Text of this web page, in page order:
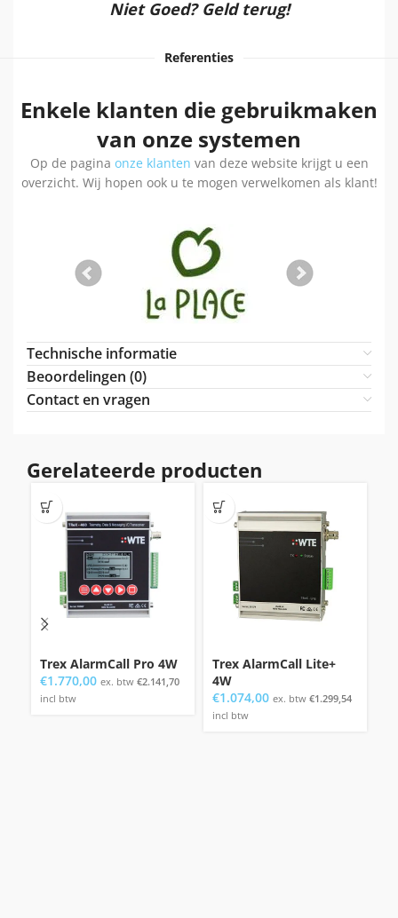
Niet Goed? Geld terug!
Referenties
Enkele klanten die gebruikmaken
van onze systemen
Op de pagina onze klanten van deze website krijgt u een
overzicht. Wij hopen ook u te mogen verwelkomen als klant!
Technische informatie
Beoordelingen (0)
Contact en vragen
Gerelateerde producten
Trex AlarmCall Pro 4W
€1.770,00 ex. btw €2.141,70
incl btw
Trex AlarmCall Lite+
4W
€1.074,00 ex. btw €1.299,54
incl btw